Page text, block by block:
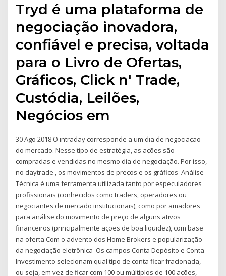
Tryd é uma plataforma de
negociação inovadora,
confiável e precisa, voltada
para o Livro de Ofertas,
Gráficos, Click n' Trade,
Custódia, Leilões,
Negócios em
30 Ago 2018 O intraday corresponde a um dia de negociação
do mercado. Nesse tipo de estratégia, as ações são
compradas e vendidas no mesmo dia de negociação. Por isso,
no daytrade , os movimentos de preços e os gráficos Análise
Técnica é uma ferramenta utilizada tanto por especuladores
profissionais (conhecidos como traders, operadores ou
negociantes de mercado institucionais), como por amadores
para análise do movimento de preço de alguns ativos
financeiros (principalmente ações de boa liquidez), com base
na oferta Com o advento dos Home Brokers e popularização
da negociação eletrônica Os campos Conta Depósito e Conta
Investimento selecionam qual tipo de conta ficar fracionada,
ou seja, em vez de ficar com 100 ou múltiplos de 100 ações,